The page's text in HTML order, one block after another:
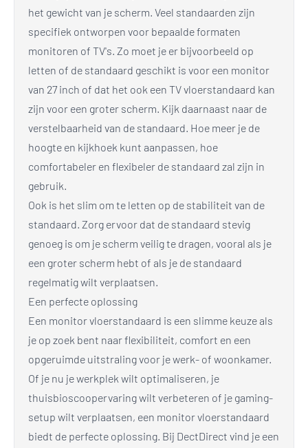
het gewicht van je scherm. Veel standaarden zijn
specifiek ontworpen voor bepaalde formaten
monitoren of TV's. Zo moet je er bijvoorbeeld op
letten of de standaard geschikt is voor een monitor
van 27 inch of dat het ook een TV vloerstandaard kan
zijn voor een groter scherm. Kijk daarnaast naar de
verstelbaarheid van de standaard. Hoe meer je de
hoogte en kijkhoek kunt aanpassen, hoe
comfortabeler en flexibeler de standaard zal zijn in
gebruik.
Ook is het slim om te letten op de stabiliteit van de
standaard. Zorg ervoor dat de standaard stevig
genoeg is om je scherm veilig te dragen, vooral als je
een groter scherm hebt of als je de standaard
regelmatig wilt verplaatsen.
Een perfecte oplossing
Een monitor vloerstandaard is een slimme keuze als
je op zoek bent naar flexibiliteit, comfort en een
opgeruimde uitstraling voor je werk- of woonkamer.
Of je nu je werkplek wilt optimaliseren, je
thuisbioscoopervaring wilt verbeteren of je gaming-
setup wilt verplaatsen, een monitor vloerstandaard
biedt de perfecte oplossing. Bij DectDirect vind je een